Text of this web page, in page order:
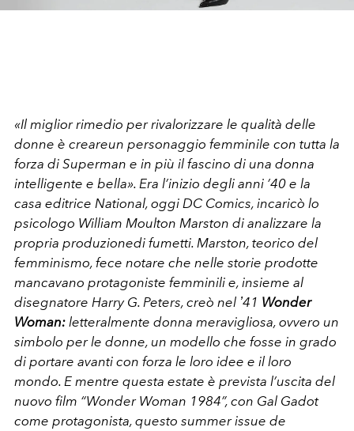
«Il miglior rimedio per rivalorizzare le qualità delle
donne è creareun personaggio femminile con tutta la
forza di Superman e in più il fascino di una donna
intelligente e bella». Era l’inizio degli anni ’40 e la
casa editrice National, oggi DC Comics, incaricò lo
psicologo William Moulton Marston di analizzare la
propria produzionedi fumetti. Marston, teorico del
femminismo, fece notare che nelle storie prodotte
mancavano protagoniste femminili e, insieme al
disegnatore Harry G. Peters, creò nel ʼ41 Wonder
Woman: letteralmente donna meravigliosa, ovvero un
simbolo per le donne, un modello che fosse in grado
di portare avanti con forza le loro idee e il loro
mondo. E mentre questa estate è prevista l’uscita del
nuovo film “Wonder Woman 1984”, con Gal Gadot
come protagonista, questo summer issue de